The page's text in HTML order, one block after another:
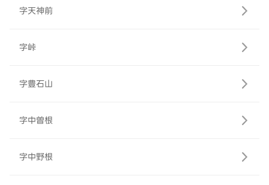
字天神前
字峠
字豊石山
字中曽根
字中野根